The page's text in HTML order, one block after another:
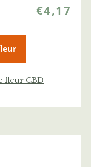
€4,17
fleur CBD